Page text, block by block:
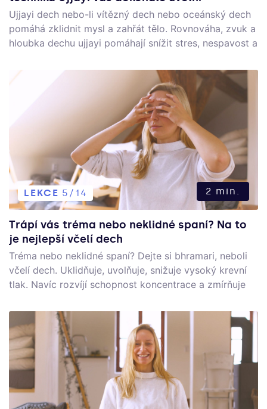
Ujjayi dech nebo-li vítězný dech nebo oceánský dech
pomáhá zklidnit mysl a zahřát tělo. Rovnováha, zvuk a
hloubka dechu ujjayi pomáhají snížit stres, nespavost a
LEKCE 5/14 2 min.
Trápí vás tréma nebo neklidné spaní? Na to
je nejlepší včelí dech
Tréma nebo neklidné spaní? Dejte si bhramari, neboli
včelí dech. Uklidňuje, uvolňuje, snižuje vysoký krevní
tlak. Navíc rozvíjí schopnost koncentrace a zmírňuje
tak dospělé.